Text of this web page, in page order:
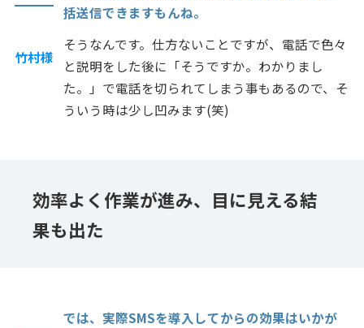
括送信できますもんね。
竹村様
そうなんです。仕方ないことですが、電話で色々
と説明をした後に「そうですか。わかりまし
た。」で電話を切られてしまう事もあるので、そ
ういう時は少し凹みます(笑)
効率よく作業が進み、目に見える結
果も出た
では、実際SMSを導入してからの効果はいかが